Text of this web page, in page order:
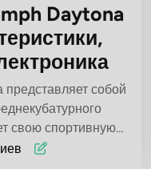
Daytona
собой
свою спортивную…